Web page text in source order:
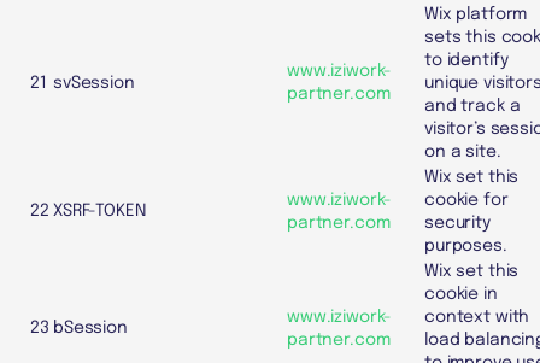
21 svSession
www.iziwork-
partner.com
Wix platform
sets this
to identify
unique
and track a
visitor’s
on a site.
22 XSRF-TOKEN
www.iziwork-
partner.com
Wix set this
cookie for
security
purposes.
23 bSession
www.iziwork-
partner.com
Wix set this
cookie in
context with
load